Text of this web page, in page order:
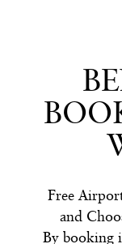
Free
and
By booking